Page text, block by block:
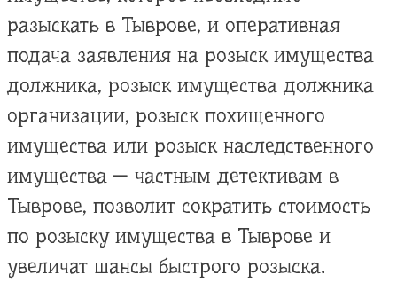
разыскать в Тыврове, и оперативная
подача заявления на розыск имущества
должника, розыск имущества должника
организации, розыск похищенного
имущества или розыск наследственного
имущества — частным детективам в
Тыврове, позволит сократить стоимость
по розыску имущества в Тыврове и
увеличат шансы быстрого розыска.